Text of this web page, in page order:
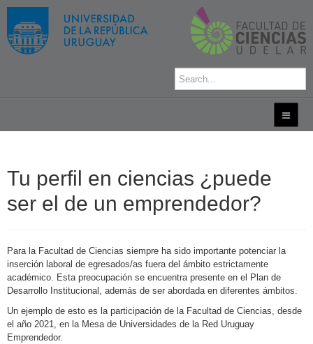
Tu perfil en ciencias ¿puede
ser el de un emprendedor?
Para la Facultad de Ciencias siempre ha sido importante potenciar la
inserción laboral de egresados/as fuera del ámbito estrictamente
académico. Esta preocupación se encuentra presente en el Plan de
Desarrollo Institucional, además de ser abordada en diferentes ámbitos.
Un ejemplo de esto es la participación de la Facultad de Ciencias, desde
el año 2021, en la Mesa de Universidades de la Red Uruguay
Emprendedor.